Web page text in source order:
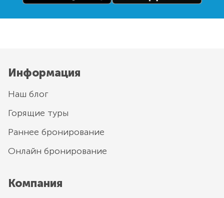
Информация
Наш блог
Горящие туры
Раннее бронирование
Онлайн бронирование
Компания